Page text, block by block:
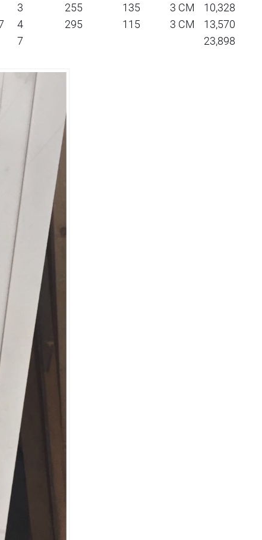
3 255 135 3 CM 10,328
4 295 115 3 CM
13,570
7 23,898